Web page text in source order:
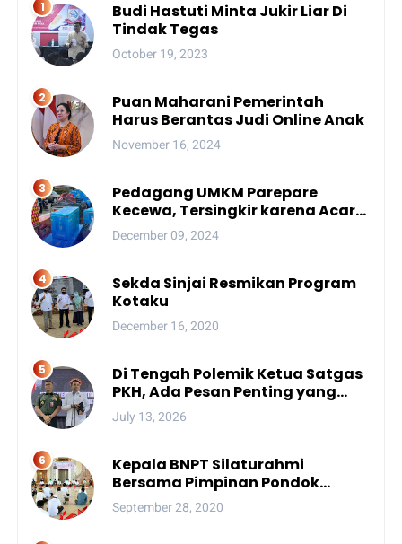
Budi Hastuti Minta Jukir Liar Di
Tindak Tegas
October 19, 2023
Puan Maharani Pemerintah
Harus Berantas Judi Online Anak
November 16, 2024
Pedagang UMKM Parepare
Kecewa, Tersingkir karena Acara
Besar
December 09, 2024
Sekda Sinjai Resmikan Program
Kotaku
December 16, 2020
Di Tengah Polemik Ketua Satgas
PKH, Ada Pesan Penting yang
Ditegaskan ke Publik
July 13, 2026
Kepala BNPT Silaturahmi
Bersama Pimpinan Pondok
Pesantren Se-Sulsel
September 28, 2020